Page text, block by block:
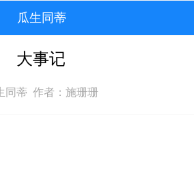
瓜生同蒂
大事记
同蒂 作者：施珊珊